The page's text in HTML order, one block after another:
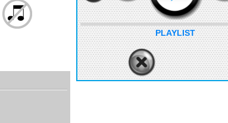
PLAYLIST